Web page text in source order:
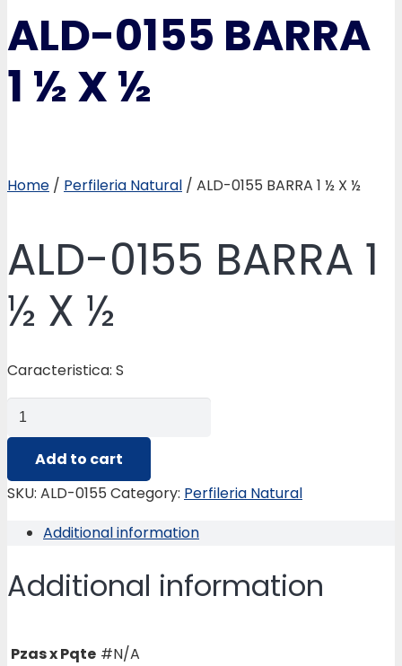
ALD-0155 BARRA
1 ½ X ½
Home / Perfileria Natural / ALD-0155 BARRA 1 ½ X ½
ALD-0155 BARRA 1
½ X ½
Caracteristica: S
ALD-
0155
BARRA
1
quantity
Add to cart
SKU: ALD-0155 Category: Perfileria Natural
Additional information
Additional information
Pzas x Pqte #N/A